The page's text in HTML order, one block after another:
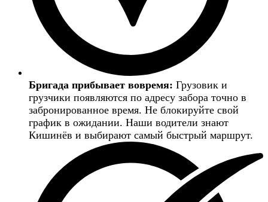
Бригада прибывает вовремя: Грузовик и
грузчики появляются по адресу забора точно в
забронированное время. Не блокируйте свой
график в ожидании. Наши водители знают
Кишинёв и выбирают самый быстрый маршрут.